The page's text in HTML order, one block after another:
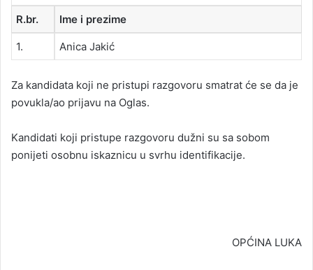
R.br. Ime i prezime
1. Anica Jakić
Za kandidata koji ne pristupi razgovoru smatrat će se da je
povukla/ao prijavu na Oglas.
Kandidati koji pristupe razgovoru dužni su sa sobom
ponijeti osobnu iskaznicu u svrhu identifikacije.
OPĆINA LUKA